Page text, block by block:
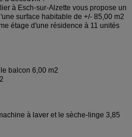
à Esch-sur-Alzette vous propose un
surface habitable de +/- 85,00 m2
étage d'une résidence à 11 unités
balcon 6,00 m2
à laver et le sèche-linge 3,85